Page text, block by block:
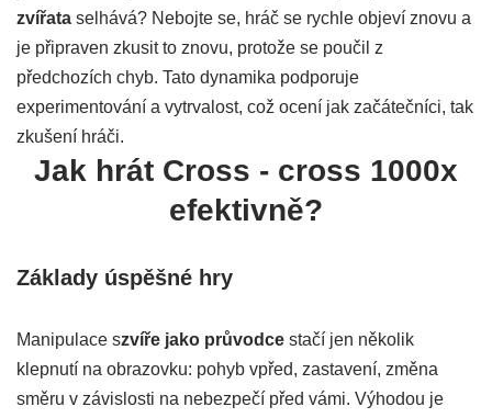
zvířata selhává? Nebojte se, hráč se rychle objeví znovu a
je připraven zkusit to znovu, protože se poučil z
předchozích chyb. Tato dynamika podporuje
experimentování a vytrvalost, což ocení jak začátečníci, tak
zkušení hráči.
Jak hrát Cross - cross 1000x
efektivně?
Základy úspěšné hry
Manipulace szvíře jako průvodce stačí jen několik
klepnutí na obrazovku: pohyb vpřed, zastavení, změna
směru v závislosti na nebezpečí před vámi. Výhodou je